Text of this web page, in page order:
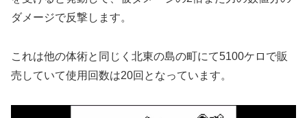
ダメージで反撃します。
これは他の体術と同じく北東の島の町にて5100ケロで販
売していて使用回数は20回となっています。